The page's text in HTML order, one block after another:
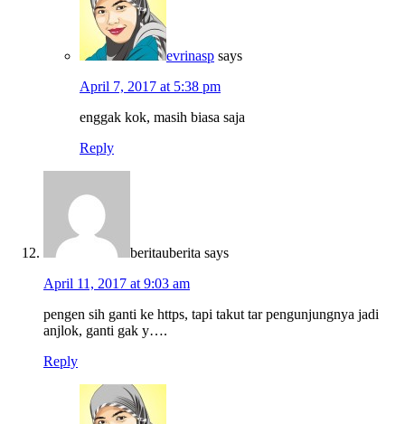
evrinasp says
April 7, 2017 at 5:38 pm
enggak kok, masih biasa saja
Reply
beritauberita says
April 11, 2017 at 9:03 am
pengen sih ganti ke https, tapi takut tar pengunjungnya jadi
anjlok, ganti gak y….
Reply